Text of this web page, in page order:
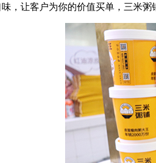
，让客户为你的价值买单，三米粥